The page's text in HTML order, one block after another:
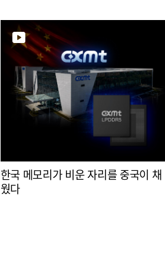
한국 메모리가 비운 자리를 중국이 채
웠다